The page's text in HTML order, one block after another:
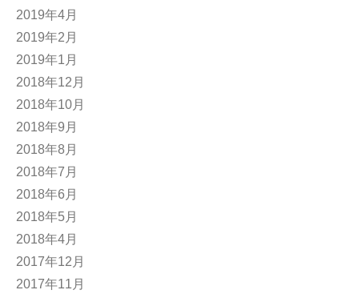
2019年4月
2019年2月
2019年1月
2018年12月
2018年10月
2018年9月
2018年8月
2018年7月
2018年6月
2018年5月
2018年4月
2017年12月
2017年11月